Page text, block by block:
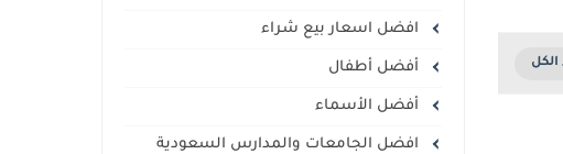
افضل اسعار بيع شراء
أفضل أطفال
أفضل الأسماء
افضل الجامعات والمدارس السعودية